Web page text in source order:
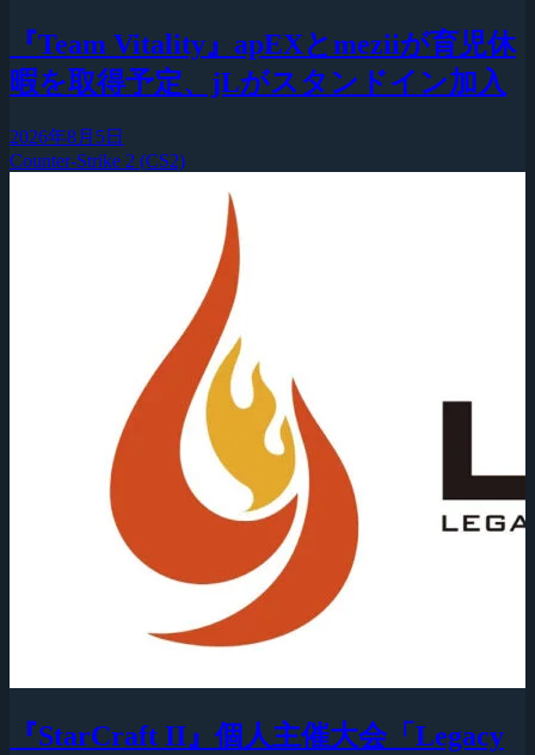
『Team Vitality』apEXとmeziiが育児休
暇を取得予定、jLがスタンドイン加入
2026年8月5日
Counter-Strike 2 (CS2)
『StarCraft II』個人主催大会「Legacy